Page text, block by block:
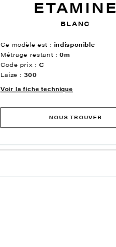
ETAMINE
BLANC
Ce modèle est : indisponible
Métrage restant :0m
Code prix :C
Laize : 300
Voir la fiche technique
NOUS TROUVER